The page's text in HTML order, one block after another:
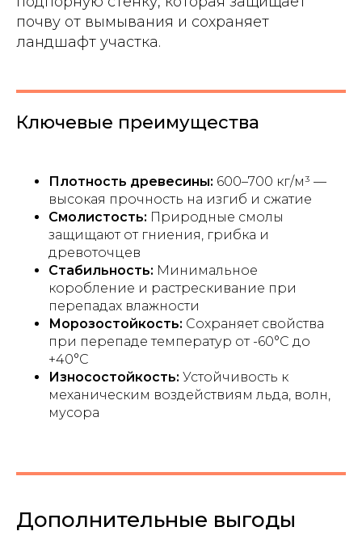
почву от вымывания и сохраняет
ландшафт участка.
Ключевые преимущества
Плотность древесины: 600–700 кг/м³ —
высокая прочность на изгиб и сжатие
Смолистость: Природные смолы
защищают от гниения, грибка и
древоточцев
Стабильность: Минимальное
коробление и растрескивание при
перепадах влажности
Морозостойкость: Сохраняет свойства
при перепаде температур от -60°C до
+40°C
Износостойкость: Устойчивость к
механическим воздействиям льда, волн,
мусора
Дополнительные выгоды